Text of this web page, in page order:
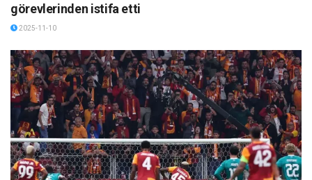
görevlerinden istifa etti
2025-11-10